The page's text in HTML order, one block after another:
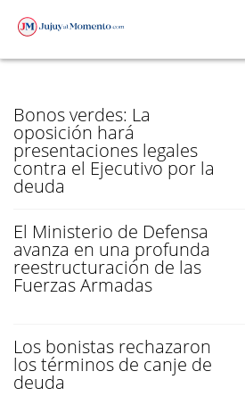
REESTRUCTURACIÓN
Bonos verdes: La
oposición hará
presentaciones legales
contra el Ejecutivo por la
deuda
El Ministerio de Defensa
avanza en una profunda
reestructuración de las
Fuerzas Armadas
Los bonistas rechazaron
los términos de canje de
deuda